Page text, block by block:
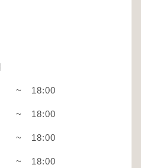
~ 18:00
~ 18:00
~ 18:00
~ 18:00